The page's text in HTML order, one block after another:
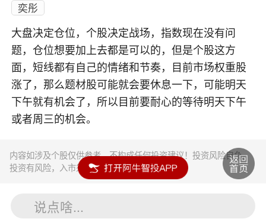
奕彤
大盘决定仓位，个股决定战场，指数现在没有问
题，仓位想要加上去都是可以的，但是个股这方
面，短线都有自己的情绪和节奏，目前市场权重股
涨了，那么题材股可能就会要休息一下，可能明天
下午就有机会了，所以目前要耐心的等待明天下午
或者周三的机会。
内容如涉及个股仅供参考，不构成任何投资建议！投资风险自负。
投资有风险，入市须谨慎。
说点啥...